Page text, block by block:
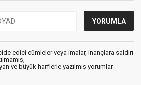
edici cümleler veya imalar, inançlara saldırı
ve büyük harflerle yazılmış yorumlar